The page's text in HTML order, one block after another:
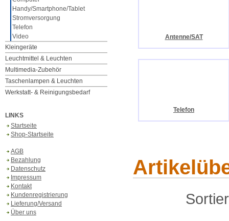
Handy/Smartphone/Tablet
Stromversorgung
Telefon
Video
Kleingeräte
Leuchtmittel & Leuchten
Multimedia-Zubehör
Taschenlampen & Leuchten
Werkstatt- & Reinigungsbedarf
LINKS
Startseite
Shop-Startseite
AGB
Bezahlung
Datenschutz
Impressum
Kontakt
Kundenregistrierung
Lieferung/Versand
Über uns
Antenne/SAT
Telefon